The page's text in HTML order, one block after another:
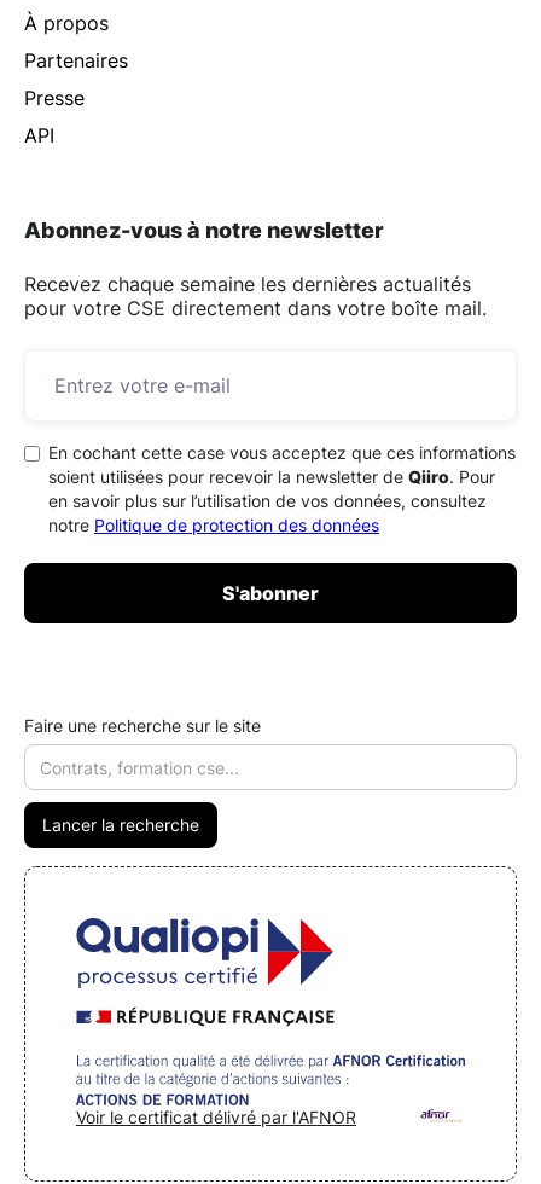
À propos
Partenaires
Presse
API
Abonnez-vous à notre newsletter
Recevez chaque semaine les dernières actualités
pour votre CSE directement dans votre boîte mail.
En cochant cette case vous acceptez que ces informations
soient utilisées pour recevoir la newsletter de Qiiro. Pour
en savoir plus sur l’utilisation de vos données, consultez
notre Politique de protection des données
Faire une recherche sur le site
Voir le certificat délivré par l'AFNOR